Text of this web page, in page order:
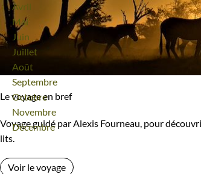
Avril
Mai
Juin
Juillet
Août
Septembre
Octobre
Novembre
Décembre
Le voyage en bref
Voyage guidé par Alexis Fourneau, pour
lits.
Voir le voyage